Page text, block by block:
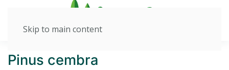
Skip to main content
Pinus cembra